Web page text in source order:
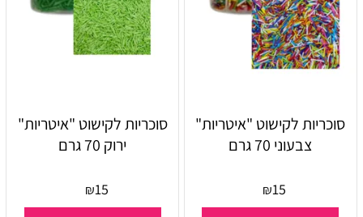
סוכריות לקישוט "איטריות"
צבעוני 70 גרם
₪15
סוכריות לקישוט "איטריות"
ירוק 70 גרם
₪15